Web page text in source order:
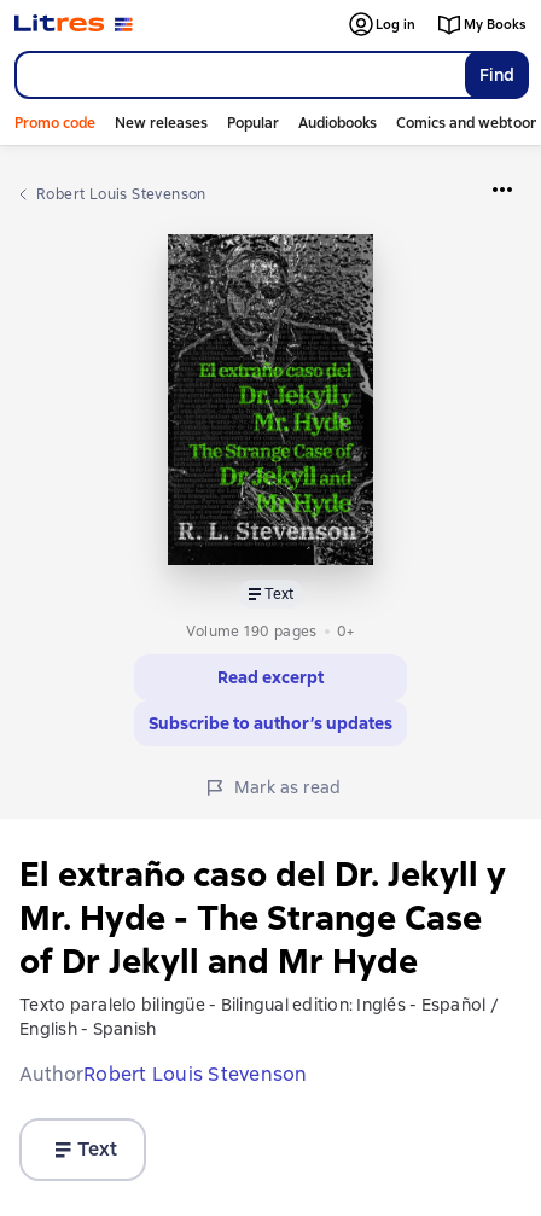
Find
Log in My Books
Promo code New releases Popular Audiobooks Comics and
Robert Louis Stevenson
Text
Volume 190 pages
0+
Read excerpt
Subscribe to author’s updates
Mark as read
El extraño caso del Dr. Jekyll y
Mr. Hyde - The Strange Case
of Dr Jekyll and Mr Hyde
Texto paralelo bilingüe - Bilingual edition: Inglés - Español /
English - Spanish
AuthorRobert Louis Stevenson
Text